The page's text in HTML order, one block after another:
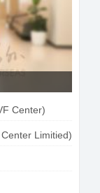
Center)
Limitied)